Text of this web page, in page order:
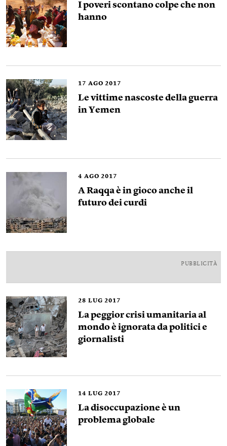
I poveri scontano colpe che non
hanno
17 AGO 2017
Le vittime nascoste della guerra
in Yemen
4 AGO 2017
A Raqqa è in gioco anche il
futuro dei curdi
PUBBLICITÀ
28 LUG 2017
La peggior crisi umanitaria al
mondo è ignorata da politici e
giornalisti
14 LUG 2017
La disoccupazione è un
problema globale